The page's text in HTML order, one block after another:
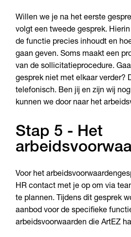
Willen we je na het eerste
volgt een tweede gesprek.
de functie precies inhoudt en
gaan geven. Soms maakt een
van de sollicitatieprocedure.
gesprek niet met elkaar verder?
telefonisch. Ben jij en zijn wij
kunnen we door naar het
Stap 5 - Het
Voor het
HR contact met je op om via
te plannen. Tijdens dit gesprek
aanbod voor de specifieke
arbeidsvoorwaarden die ArtEZ